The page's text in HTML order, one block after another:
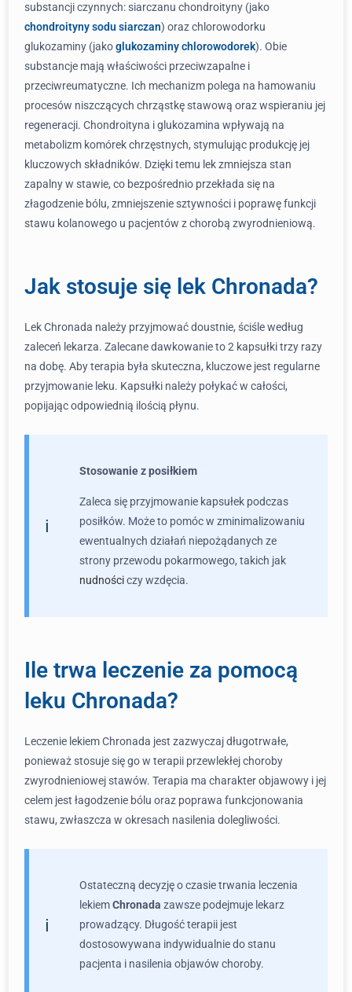
substancji czynnych: siarczanu chondroityny (jako
chondroityny sodu siarczan) oraz chlorowodorku
glukozaminy (jakoglukozaminy chlorowodorek). Obie
substancje mają właściwości przeciwzapalne i
przeciwreumatyczne. Ich mechanizm polega na hamowaniu
procesów niszczących chrząstkę stawową oraz wspieraniu jej
regeneracji. Chondroityna i glukozamina wpływają na
metabolizm komórek chrzęstnych, stymulując produkcję jej
kluczowych składników. Dzięki temu lek zmniejsza stan
zapalny w stawie, co bezpośrednio przekłada się na
złagodzenie bólu, zmniejszenie sztywności i poprawę funkcji
stawu kolanowego u pacjentów z chorobą zwyrodnieniową.
Jak stosuje się lek Chronada?
Lek Chronada należy przyjmować doustnie, ściśle według
zaleceń lekarza. Zalecane dawkowanie to 2 kapsułki trzy razy
na dobę. Aby terapia była skuteczna, kluczowe jest regularne
przyjmowanie leku. Kapsułki należy połykać w całości,
popijając odpowiednią ilością płynu.
Stosowanie z posiłkiem
Zaleca się przyjmowanie kapsułek podczas
posiłków. Może to pomóc w zminimalizowaniu
ewentualnych działań niepożądanych ze
strony przewodu pokarmowego, takich jak
nudnościczy wzdęcia.
Ile trwa leczenie za pomocą
leku Chronada?
Leczenie lekiem Chronada jest zazwyczaj długotrwałe,
ponieważ stosuje się go w terapii przewlekłej choroby
zwyrodnieniowej stawów. Terapia ma charakter objawowy i jej
celem jest łagodzenie bólu oraz poprawa funkcjonowania
stawu, zwłaszcza w okresach nasilenia dolegliwości.
Ostateczną decyzję o czasie trwania leczenia
lekiemChronada zawsze podejmuje lekarz
prowadzący. Długość terapii jest
dostosowywana indywidualnie do stanu
pacjenta i nasilenia objawów choroby.